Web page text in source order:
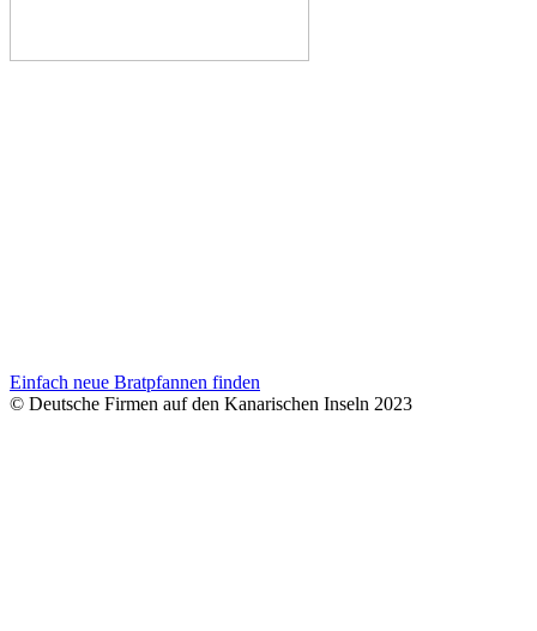
Einfach neue Bratpfannen finden
© Deutsche Firmen auf den Kanarischen Inseln 2023